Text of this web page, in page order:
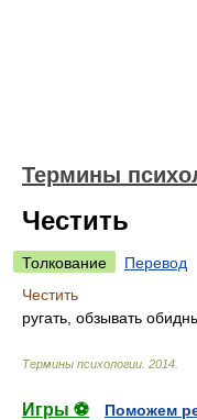
Термины
Честить
Толкование
Перевод
Честить
ругать, обзывать
Термины психологии 2014
Игры ⚽
Поможем